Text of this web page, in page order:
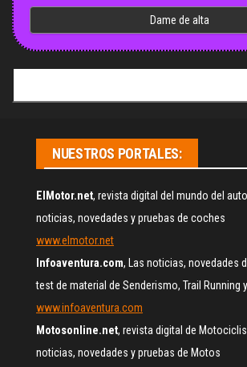
NUESTROS PORTALES:
ElMotor.net, revista digital del mundo del
noticias, novedades y pruebas de coches
www.elmotor.net
Infoaventura.com, Las noticias, novedades
test de material de Senderismo, Trail Running
www.infoaventura.com
Motosonline.net, revista digital de
noticias, novedades y pruebas de Motos